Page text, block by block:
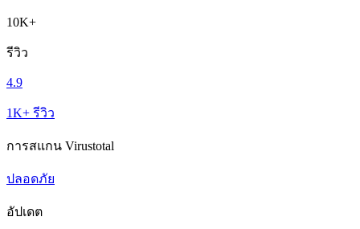
10K+
รีวิว
4.9
1K+ รีวิว
การสแกน Virustotal
ปลอดภัย
อัปเดต